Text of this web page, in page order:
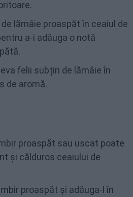
lămâie proaspăt în ceaiul de
a-i adăuga o notă
felii subțiri de lămâie în
de aromă.
proaspăt sau uscat poate
și călduros ceaiului de
proaspăt și adăuga-l în